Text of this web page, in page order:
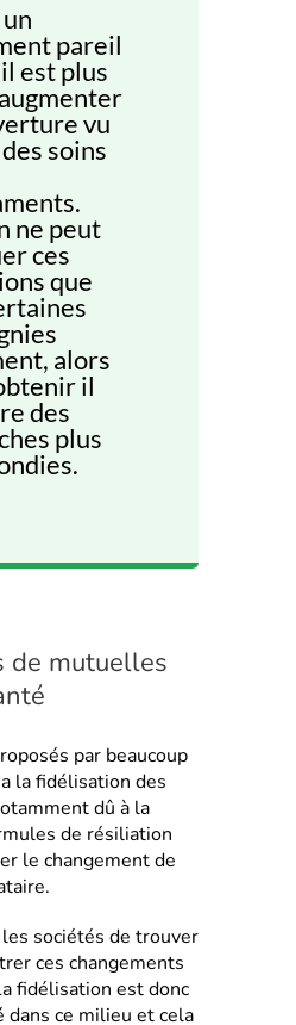
pareil
est plus
vu
soins
ne peut
ces
que
alors
il
des
plus
de mutuelles
par beaucoup
la fidélisation des
dû à la
de résiliation
le changement de
sociétés de trouver
ces changements
fidélisation est donc
dans ce milieu et cela